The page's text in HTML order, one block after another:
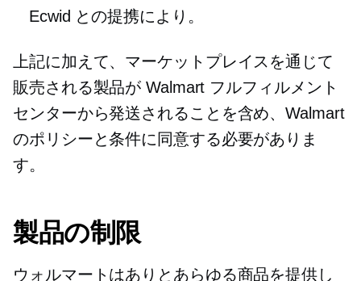
Ecwid との提携により。
上記に加えて、マーケットプレイスを通じて
販売される製品が Walmart フルフィルメント
センターから発送されることを含め、Walmart
のポリシーと条件に同意する必要がありま
す。
製品の制限
ウォルマートはありとあらゆる商品を提供し